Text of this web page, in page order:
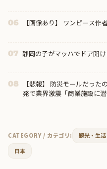
06 【画像あり】 ワンピース
07 静岡の子がマッハでドア開
08
【悲報】 防災モールだっ
発で業界激震「商業施設に潜
CATEGORY / カテゴリ: 観光・生
日本